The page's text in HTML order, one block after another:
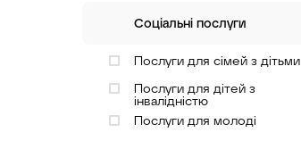
Соціальні послуги
Послуги для сімей з дітьми
Послуги для дітей з
інвалідністю
Послуги для молоді